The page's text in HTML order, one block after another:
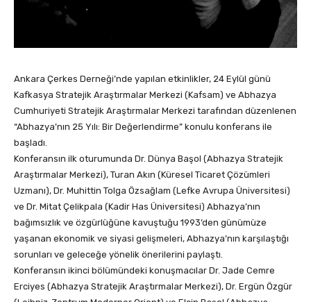
Ankara Çerkes Derneği’nde yapılan etkinlikler, 24 Eylül günü
Kafkasya Stratejik Araştırmalar Merkezi (Kafsam) ve Abhazya
Cumhuriyeti Stratejik Araştırmalar Merkezi tarafından düzenlenen
“Abhazya’nın 25 Yılı: Bir Değerlendirme” konulu konferans ile
başladı.
Konferansın ilk oturumunda Dr. Dünya Başol (Abhazya Stratejik
Araştırmalar Merkezi), Turan Akın (Küresel Ticaret Çözümleri
Uzmanı), Dr. Muhittin Tolga Özsağlam (Lefke Avrupa Üniversitesi)
ve Dr. Mitat Çelikpala (Kadir Has Üniversitesi) Abhazya’nın
bağımsızlık ve özgürlüğüne kavuştuğu 1993’den günümüze
yaşanan ekonomik ve siyasi gelişmeleri, Abhazya’nın karşılaştığı
sorunları ve geleceğe yönelik önerilerini paylaştı.
Konferansın ikinci bölümündeki konuşmacılar Dr. Jade Cemre
Erciyes (Abhazya Stratejik Araştırmalar Merkezi), Dr. Ergün Özgür